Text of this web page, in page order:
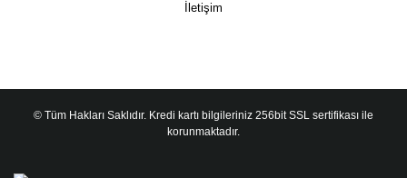
İletişim
© Tüm Hakları Saklıdır. Kredi kartı bilgileriniz 256bit SSL sertifikası ile
korunmaktadır.